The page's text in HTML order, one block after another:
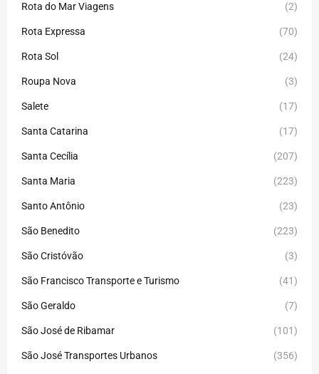
Rota do Mar Viagens (2)
Rota Expressa (70)
Rota Sol (24)
Roupa Nova (3)
Salete (17)
Santa Catarina (17)
Santa Cecília (207)
Santa Maria (223)
Santo Antônio (23)
São Benedito (223)
São Cristóvão (3)
São Francisco Transporte e Turismo (41)
São Geraldo (7)
São José de Ribamar (101)
São José Transportes Urbanos (356)